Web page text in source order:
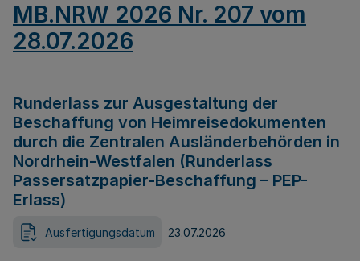
MB.NRW 2026 Nr. 207 vom
28.07.2026
Runderlass zur Ausgestaltung der
Beschaffung von Heimreisedokumenten
durch die Zentralen Ausländerbehörden in
Nordrhein-Westfalen (Runderlass
Passersatzpapier-Beschaffung – PEP-
Erlass)
Ausfertigungsdatum 23.07.2026